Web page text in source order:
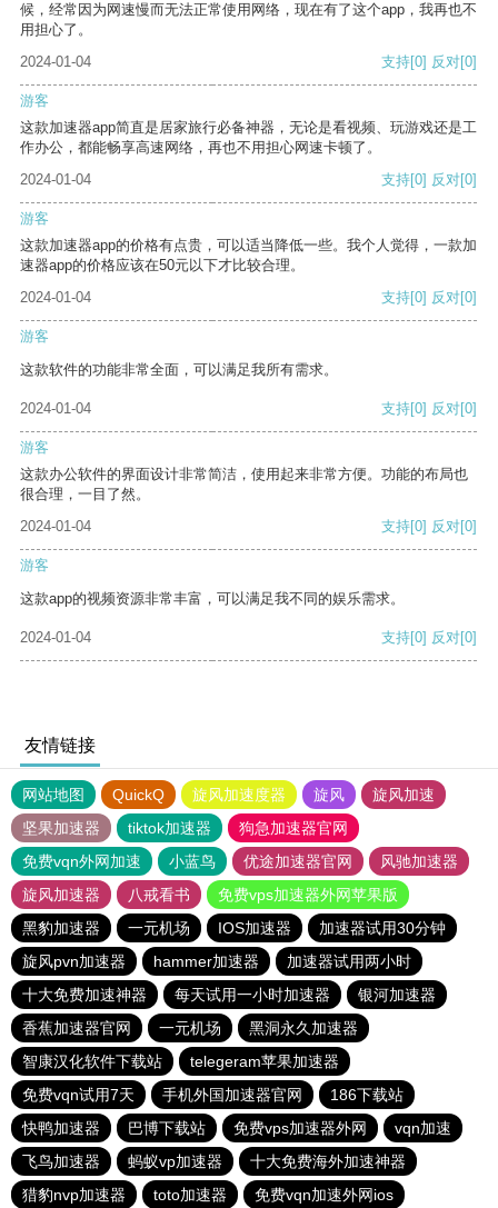
候，经常因为网速慢而无法正常使用网络，现在有了这个app，我再也不
用担心了。
2024-01-04
支持[0] 反对[0]
游客
这款加速器app简直是居家旅行必备神器，无论是看视频、玩游戏还是工
作办公，都能畅享高速网络，再也不用担心网速卡顿了。
2024-01-04
支持[0] 反对[0]
游客
这款加速器app的价格有点贵，可以适当降低一些。我个人觉得，一款加
速器app的价格应该在50元以下才比较合理。
2024-01-04
支持[0] 反对[0]
游客
这款软件的功能非常全面，可以满足我所有需求。
2024-01-04 支持[0] 反对[0]
游客
这款办公软件的界面设计非常简洁，使用起来非常方便。功能的布局也
很合理，一目了然。
2024-01-04
支持[0] 反对[0]
游客
这款app的视频资源非常丰富，可以满足我不同的娱乐需求。
2024-01-04 支持[0] 反对[0]
友情链接
网站地图 QuickQ 旋风加速度器 旋风
旋风加速
坚果加速器
tiktok加速器
狗急加速器官网
免费vqn外网加速
小蓝鸟 优途加速器官网
风驰加速器
旋风加速器
八戒看书
免费vps加速器外网苹果版
黑豹加速器
一元机场 IOS加速器
加速器试用30分钟
旋风pvn加速器
hammer加速器
加速器试用两小时
十大免费加速神器
每天试用一小时加速器
银河加速器
香蕉加速器官网
一元机场
黑洞永久加速器
智康汉化软件下载站
telegeram苹果加速器
免费vqn试用7天
手机外国加速器官网
186下载站
快鸭加速器
巴博下载站 免费vps加速器外网
vqn加速
飞鸟加速器
蚂蚁vp加速器
十大免费海外加速神器
猎豹nvp加速器
toto加速器 免费vqn加速外网ios